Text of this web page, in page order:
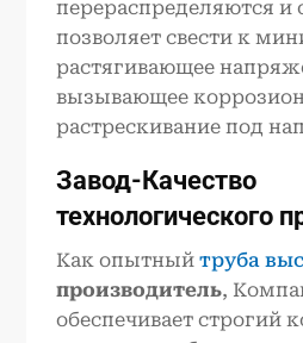
перераспределяются и
позволяет свести к
растягивающее
вызывающее
растрескивание под
Завод-Качество
технологического
Как опытныйтруба
производитель,
обеспечивает строгий